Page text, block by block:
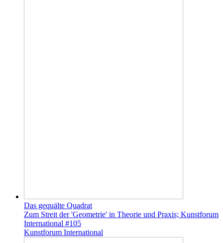
Das gequälte Quadrat
Zum Streit der 'Geometrie' in Theorie und Praxis; Kunstforum
International #105
Kunstforum International